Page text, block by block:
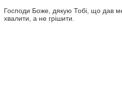
Господи Боже, дякую Тобі, що дав
хвалити, а не грішити.